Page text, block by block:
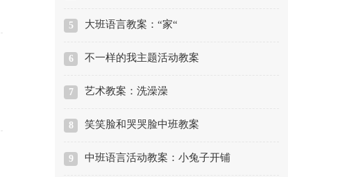
5 大班语言教案：“家“
6 不一样的我主题活动教案
7 艺术教案：洗澡澡
8 笑笑脸和哭哭脸中班教案
9 中班语言活动教案：小兔子开铺